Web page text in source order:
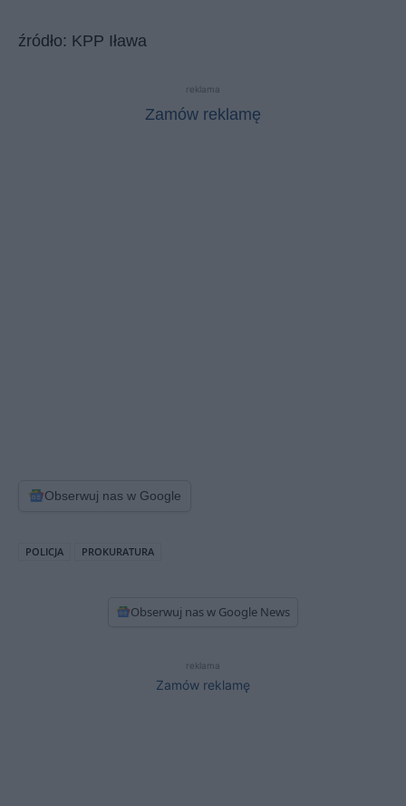
źródło: KPP Iława
reklama
Zamów reklamę
Obserwuj nas w Google
POLICJA PROKURATURA
Obserwuj nas w Google News
reklama
Zamów reklamę